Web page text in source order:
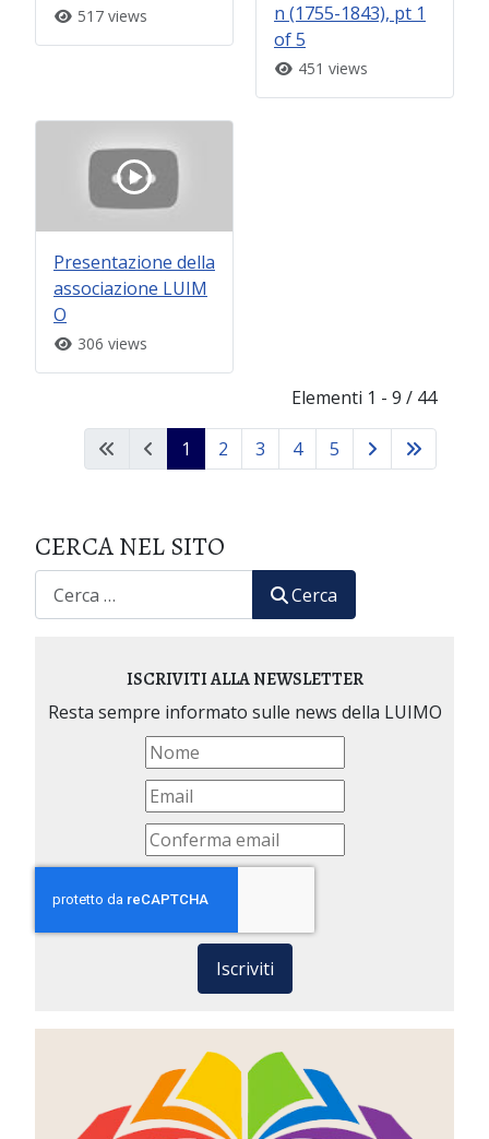
517 views
n (1755-1843), pt 1
of 5
451 views
Presentazione della
associazione LUIM
O
306 views
Elementi 1 - 9 / 44
1 2 3 4 5
CERCA NEL SITO
Cerca
ISCRIVITI ALLA NEWSLETTER
Resta sempre informato sulle news della LUIMO
Iscriviti